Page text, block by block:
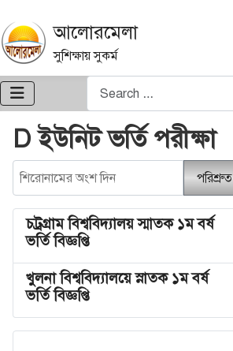
আলোরমেলা
সুশিক্ষায় সুকর্ম
অনুসন্ধান করো
D ইউনিট ভর্তি পরীক্ষা
শিরোনামের অংশ দিন
পরিশ্রুত
চট্রগ্রাম বিশ্ববিদ্যালয় স্মাতক ১ম বর্ষ
ভর্তি বিজ্ঞপ্তি
খুলনা বিশ্ববিদ্যালয়ে স্নাতক ১ম বর্ষ
ভর্তি বিজ্ঞপ্তি